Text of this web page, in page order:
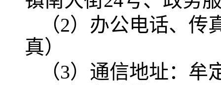
（2）办公电话、传
真）
（3）通信地址：